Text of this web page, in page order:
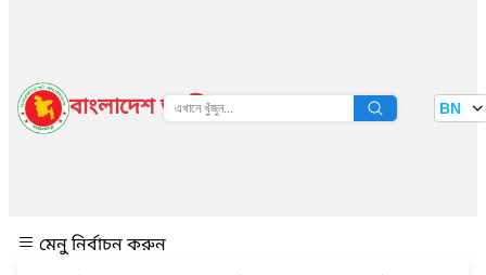
বাংলাদেশ জাতীয় তথ্য বাতায়ন BN
মেনু নির্বাচন করুন